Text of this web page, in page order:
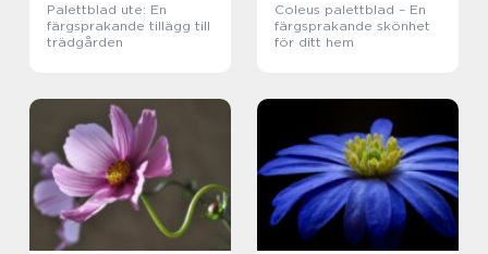
Palettblad ute: En
färgsprakande tillägg till
trädgården
Coleus palettblad – En
färgsprakande skönhet
för ditt hem